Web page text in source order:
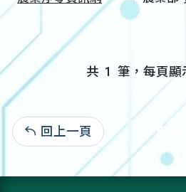
共 1 筆，每頁顯
回上一頁 自